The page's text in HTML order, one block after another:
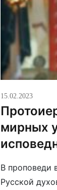
15.02.2023
мирных
В проповеди
Русской